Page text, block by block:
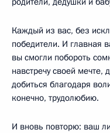
Каждый из вас, без
победители. И главная
вы смогли побороть
навстречу своей мечте,
добиться благодаря
конечно, трудолюбию.
И вновь повторю: ваш